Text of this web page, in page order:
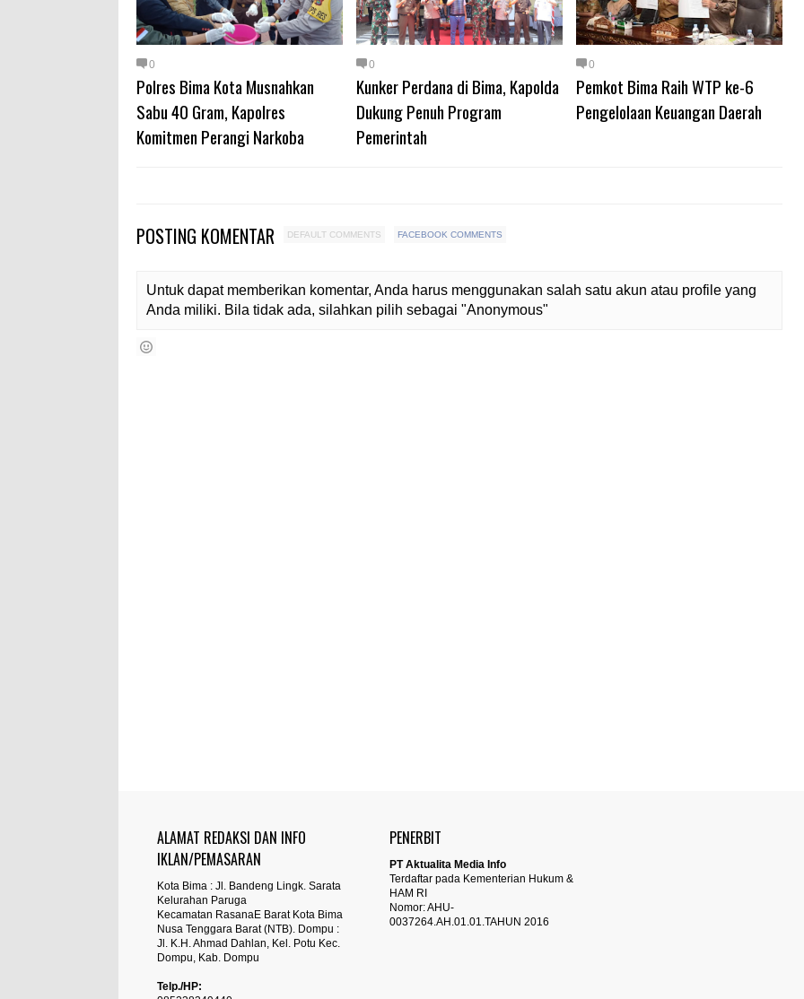
0
Polres Bima Kota Musnahkan
Sabu 40 Gram, Kapolres
Komitmen Perangi Narkoba
0
Kunker Perdana di Bima, Kapolda
Dukung Penuh Program
Pemerintah
0
Pemkot Bima Raih WTP ke-6
Pengelolaan Keuangan Daerah
POSTING KOMENTAR DEFAULT COMMENTS FACEBOOK COMMENTS
Untuk dapat memberikan komentar, Anda harus menggunakan salah satu akun atau profile yang
Anda miliki. Bila tidak ada, silahkan pilih sebagai "Anonymous"
ALAMAT REDAKSI DAN INFO
IKLAN/PEMASARAN
Kota Bima : Jl. Bandeng Lingk. Sarata
Kelurahan Paruga
Kecamatan RasanaE Barat Kota Bima
Nusa Tenggara Barat (NTB). Dompu :
Jl. K.H. Ahmad Dahlan, Kel. Potu Kec.
Dompu, Kab. Dompu
Telp./HP:
PENERBIT
PT Aktualita Media Info
Terdaftar pada Kementerian Hukum &
HAM RI
Nomor: AHU-
0037264.AH.01.01.TAHUN 2016